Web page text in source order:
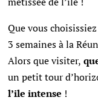
Que vous
3 semaines à la
Alors que visiter,
un petit tour
l’ile intense !